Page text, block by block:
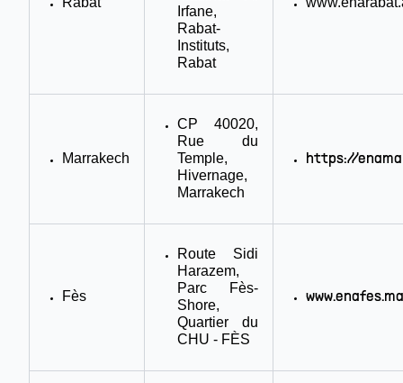
Irfane,
Rabat-
Instituts,
Rabat
Marrakech
CP 40020,
Rue du
Temple,
Hivernage,
Marrakech
https://
Fès
Route Sidi
Harazem,
Parc Fès-
Shore,
Quartier du
CHU - FÈS
www.enafes.ma